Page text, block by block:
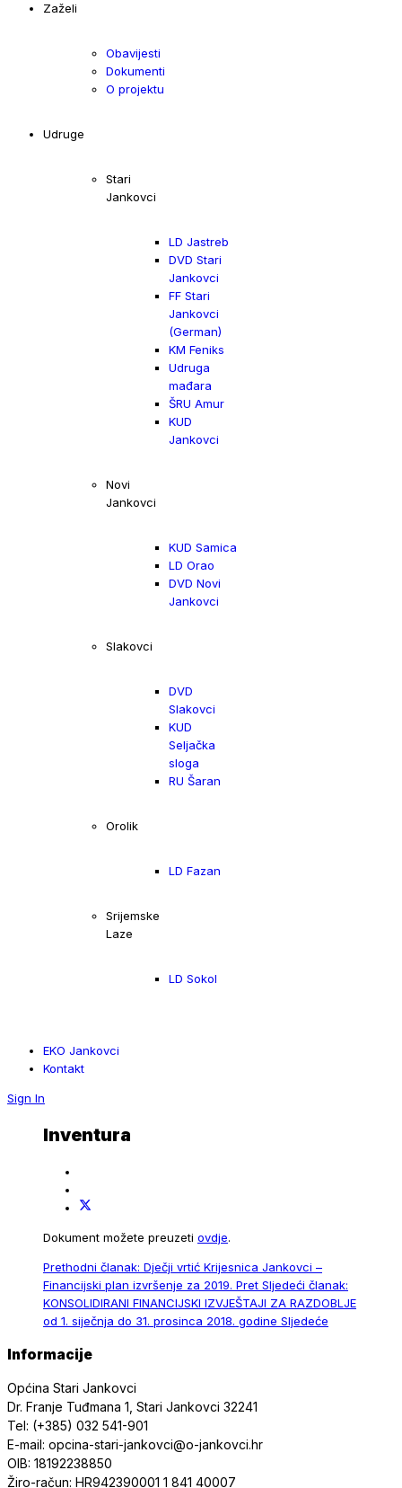
Zaželi
Obavijesti
Dokumenti
O projektu
Udruge
Stari
Jankovci
LD Jastreb
DVD Stari
Jankovci
FF Stari
Jankovci
(German)
KM Feniks
Udruga
mađara
ŠRU Amur
KUD
Jankovci
Novi
Jankovci
KUD Samica
LD Orao
DVD Novi
Jankovci
Slakovci
DVD
Slakovci
KUD
Seljačka
sloga
RU Šaran
Orolik
LD Fazan
Srijemske
Laze
LD Sokol
EKO Jankovci
Kontakt
Sign In
Inventura
Dokument možete preuzeti ovdje.
Prethodni članak: Dječji vrtić Krijesnica Jankovci –
Financijski plan izvršenje za 2019. Pret Sljedeći članak:
KONSOLIDIRANI FINANCIJSKI IZVJEŠTAJI ZA RAZDOBLJE
od 1. siječnja do 31. prosinca 2018. godine Sljedeće
Informacije
Općina Stari Jankovci
Dr. Franje Tuđmana 1, Stari Jankovci 32241
Tel: (+385) 032 541-901
E-mail: opcina-stari-jankovci@o-jankovci.hr
OIB: 18192238850
Žiro-račun: HR942390001 1 841 40007